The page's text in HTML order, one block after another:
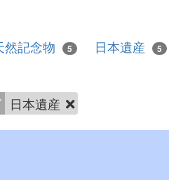
然記念物 5 日本遺産 5
日本遺産